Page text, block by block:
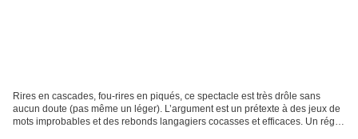
Rires en cascades, fou-rires en piqués, ce spectacle est très drôle sans
aucun doute (pas même un léger). L’argument est un prétexte à des jeux de
mots improbables et des rebonds langagiers cocasses et efficaces. Un régal